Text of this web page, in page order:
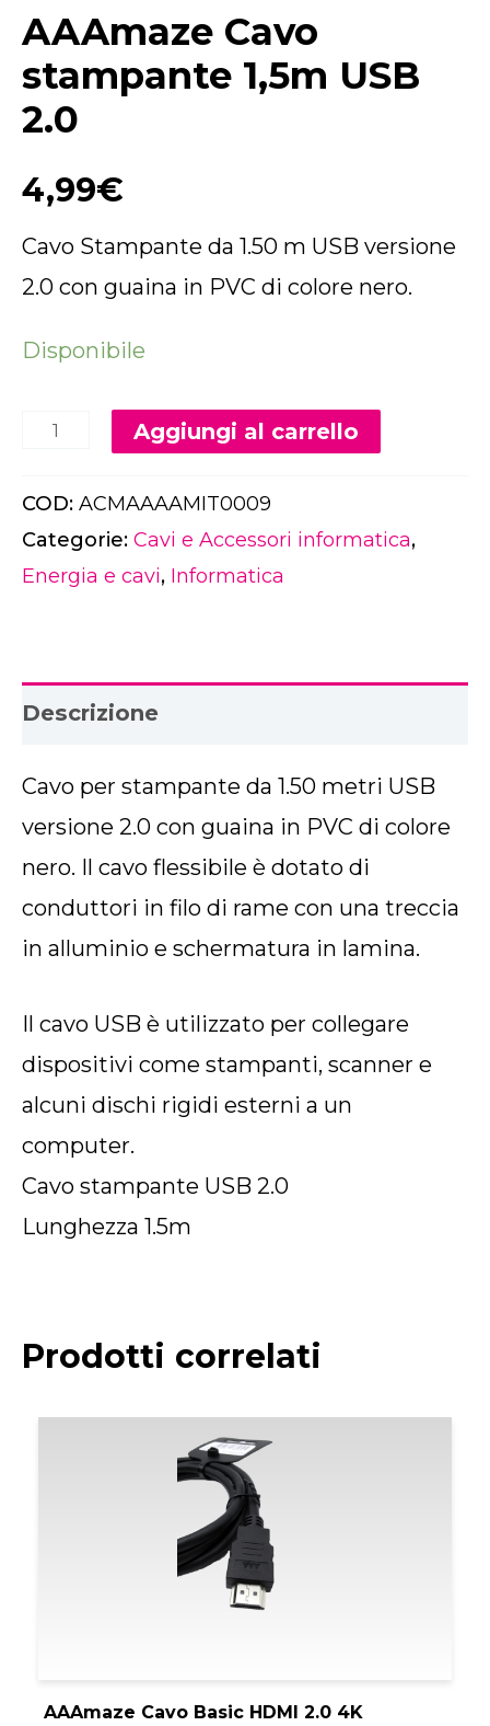
AAAmaze Cavo
stampante 1,5m USB
2.0
4,99€
Cavo Stampante da 1.50 m USB versione
2.0 con guaina in PVC di colore nero.
Disponibile
Aggiungi al carrello
COD: ACMAAAAMIT0009
Categorie: Cavi e Accessori informatica,
Energia e cavi, Informatica
Descrizione
Cavo per stampante da 1.50 metri USB
versione 2.0 con guaina in PVC di colore
nero. Il cavo flessibile è dotato di
conduttori in filo di rame con una treccia
in alluminio e schermatura in lamina.
Il cavo USB è utilizzato per collegare
dispositivi come stampanti, scanner e
alcuni dischi rigidi esterni a un
computer.
Cavo stampante USB 2.0
Lunghezza 1.5m
Prodotti correlati
AAAmaze Cavo Basic HDMI 2.0 4K